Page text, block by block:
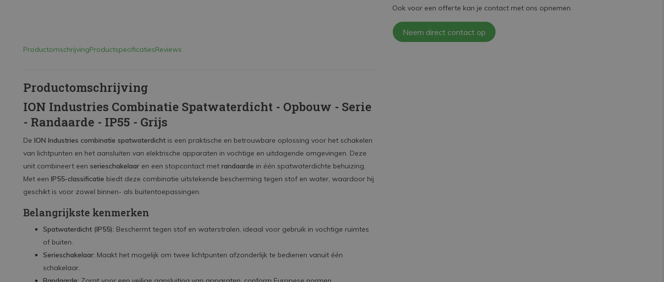
ProductomschrijvingProductspecificatiesReviews
Productomschrijving
ION Industries Combinatie Spatwaterdicht - Opbouw - Serie
- Randaarde - IP55 - Grijs
De ION Industries combinatie spatwaterdicht is een praktische en betrouwbare oplossing voor het schakelen
van lichtpunten en het aansluiten van elektrische apparaten in vochtige en uitdagende omgevingen. Deze
unit combineert een serieschakelaar en een stopcontact met randaarde in één spatwaterdichte behuizing.
Met een IP55-classificatie biedt deze combinatie uitstekende bescherming tegen stof en water, waardoor hij
geschikt is voor zowel binnen- als buitentoepassingen.
Belangrijkste kenmerken
Spatwaterdicht (IP55): Beschermt tegen stof en waterstralen, ideaal voor gebruik in vochtige ruimtes
of buiten.
Serieschakelaar: Maakt het mogelijk om twee lichtpunten afzonderlijk te bedienen vanuit één
schakelaar.
Ook voor een offerte kan je contact met ons opnemen.
Neem direct contact op